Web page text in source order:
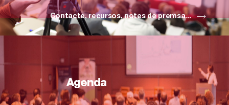
Contacte, recursos, notes de premsa...
Agenda